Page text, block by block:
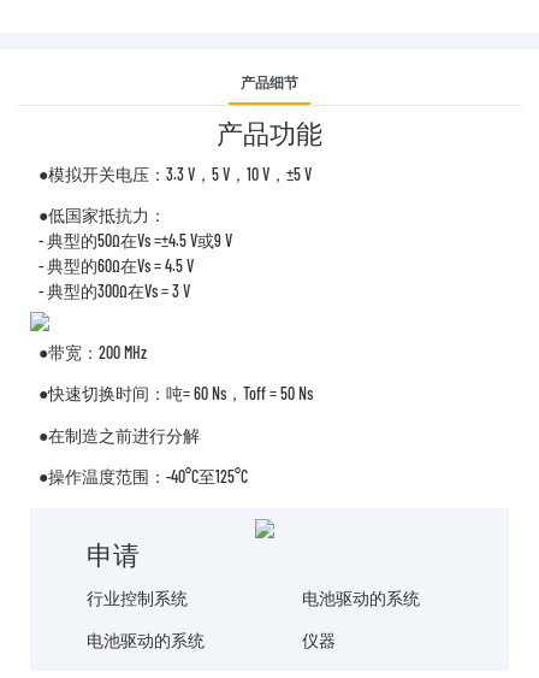
产品细节
产品功能
●模拟开关电压：3.3 V，5 V，10 V，±5 V
●低国家抵抗力：
- 典型的50Ω在vs =±4.5 V或9 V
- 典型的60Ω在vs = 4.5 V
- 典型的300Ω在vs = 3 V
●带宽：200 MHz
●快速切换时间：吨= 60 Ns，toff = 50 Ns
●在制造之前进行分解
●操作温度范围：-40°C至125°C
申请
行业控制系统 电池驱动的系统
电池驱动的系统 仪器